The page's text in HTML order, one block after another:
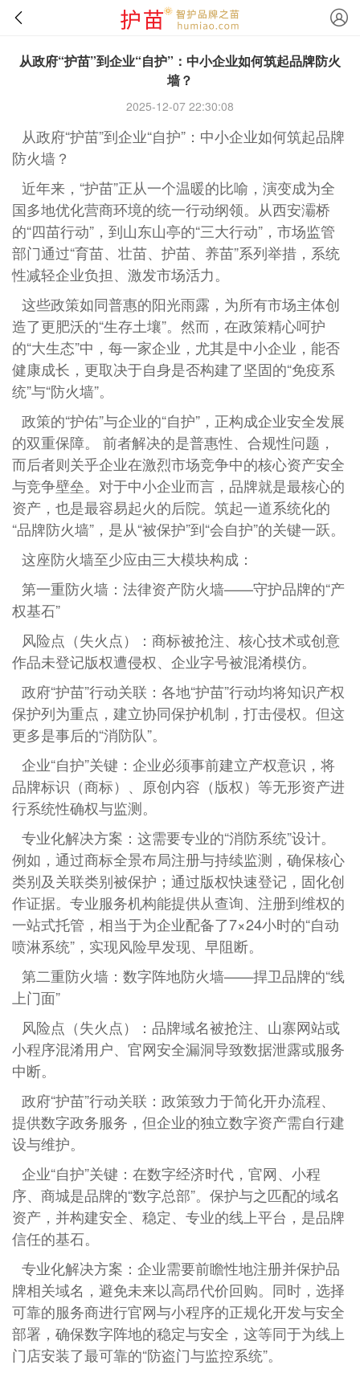
从政府“护苗”到企业“自护”：中小企业如何筑起品牌防火
墙？
2025-12-07 22:30:08
从政府“护苗”到企业“自护”：中小企业如何筑起品牌
防火墙？
近年来，“护苗”正从一个温暖的比喻，演变成为全
国多地优化营商环境的统一行动纲领。从西安灞桥
的“四苗行动”，到山东山亭的“三大行动”，市场监管
部门通过“育苗、壮苗、护苗、养苗”系列举措，系统
性减轻企业负担、激发市场活力。
这些政策如同普惠的阳光雨露，为所有市场主体创
造了更肥沃的“生存土壤”。然而，在政策精心呵护
的“大生态”中，每一家企业，尤其是中小企业，能否
健康成长，更取决于自身是否构建了坚固的“免疫系
统”与“防火墙”。
政策的“护佑”与企业的“自护”，正构成企业安全发展
的双重保障。 前者解决的是普惠性、合规性问题，
而后者则关乎企业在激烈市场竞争中的核心资产安全
与竞争壁垒。对于中小企业而言，品牌就是最核心的
资产，也是最容易起火的后院。筑起一道系统化的
“品牌防火墙”，是从“被保护”到“会自护”的关键一跃。
这座防火墙至少应由三大模块构成：
第一重防火墙：法律资产防火墙——守护品牌的“产
权基石”
风险点（失火点）：商标被抢注、核心技术或创意
作品未登记版权遭侵权、企业字号被混淆模仿。
政府“护苗”行动关联：各地“护苗”行动均将知识产权
保护列为重点，建立协同保护机制，打击侵权。但这
更多是事后的“消防队”。
企业“自护”关键：企业必须事前建立产权意识，将
品牌标识（商标）、原创内容（版权）等无形资产进
行系统性确权与监测。
专业化解决方案：这需要专业的“消防系统”设计。
例如，通过商标全景布局注册与持续监测，确保核心
类别及关联类别被保护；通过版权快速登记，固化创
作证据。专业服务机构能提供从查询、注册到维权的
一站式托管，相当于为企业配备了7×24小时的“自动
喷淋系统”，实现风险早发现、早阻断。
第二重防火墙：数字阵地防火墙——捍卫品牌的“线
上门面”
风险点（失火点）：品牌域名被抢注、山寨网站或
小程序混淆用户、官网安全漏洞导致数据泄露或服务
中断。
政府“护苗”行动关联：政策致力于简化开办流程、
提供数字政务服务，但企业的独立数字资产需自行建
设与维护。
企业“自护”关键：在数字经济时代，官网、小程
序、商城是品牌的“数字总部”。保护与之匹配的域名
资产，并构建安全、稳定、专业的线上平台，是品牌
信任的基石。
专业化解决方案：企业需要前瞻性地注册并保护品
牌相关域名，避免未来以高昂代价回购。同时，选择
可靠的服务商进行官网与小程序的正规化开发与安全
部署，确保数字阵地的稳定与安全，这等同于为线上
门店安装了最可靠的“防盗门与监控系统”。